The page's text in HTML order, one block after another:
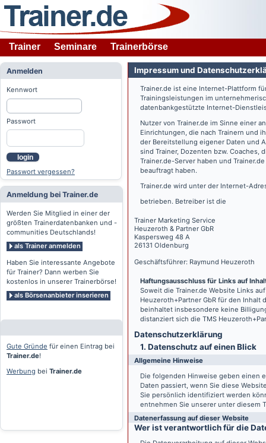
Trainer Seminare Trainerbörse
Anmelden
Kennwort
Passwort
login
Passwort vergessen?
Anmeldung bei Trainer.de
Werden Sie Mitglied in einer der
größten Trainerdatenbanken und -
communities Deutschlands!
als Trainer anmelden
Haben Sie interessante Angebote
für Trainer? Dann werben Sie
kostenlos in unserer Trainerbörse!
als Börsenanbieter inserieren
Gute Gründe für einen Eintrag bei
Trainer.de!
Werbung bei Trainer.de
Impressum und
Trainer.de ist eine Internet-Plattform
Trainingsleistungen im
datenbankgestützte Internet-
Nutzer von Trainer.de im Sinne einer
Einrichtungen, die nach Trainern und
der Bereitstellung eigener Daten und
sind Trainer, Dozenten bzw.
Trainer.de-Server haben und Trainer.de
beauftragt haben.
Trainer.de wird unter der Internet-
betrieben. Betreiber ist die
Trainer Marketing Service
Heuzeroth & Partner GbR
Kaspersweg 48 A
26131 Oldenburg
Geschäftsführer: Raymund Heuzeroth
Haftungsausschluss für Links auf
Soweit die Trainer.de Website Links
Heuzeroth+Partner GbR für den Inhalt
beinhaltet insbesondere keine
distanziert sich die TMS
Datenschutz­erklärung
1. Datenschutz auf einen Blick
Allgemeine Hinweise
Die folgenden Hinweise geben einen
Daten passiert, wenn Sie diese
Sie persönlich identifiziert werden
entnehmen Sie unserer unter diesem
Datenerfassung auf dieser Website
Wer ist verantwortlich für die